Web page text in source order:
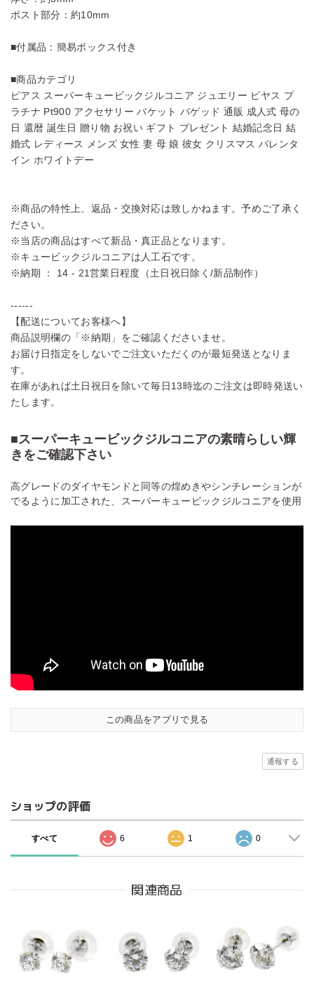
ポスト部分：約10mm
■付属品：簡易ボックス付き
■商品カテゴリ
ピアス スーパーキュービックジルコニア ジュエリー ピヤス プ
ラチナ Pt900 アクセサリー バケット バゲッド 通販 成人式 母の
日 還暦 誕生日 贈り物 お祝い ギフト プレゼント 結婚記念日 結
婚式 レディース メンズ 女性 妻 母 娘 彼女 クリスマス バレンタ
イン ホワイトデー
※商品の特性上、返品・交換対応は致しかねます。予めご了承く
ださい。
※当店の商品はすべて新品・真正品となります。
※キュービックジルコニアは人工石です。
※納期 ： 14 - 21営業日程度（土日祝日除く/新品制作）
------
【配送についてお客様へ】
商品説明欄の「※納期」をご確認くださいませ。
お届け日指定をしないでご注文いただくのが最短発送となりま
す。
在庫があれば土日祝日を除いて毎日13時迄のご注文は即時発送い
たします。
■スーパーキュービックジルコニアの素晴らしい輝
きをご確認下さい
高グレードのダイヤモンドと同等の煌めきやシンチレーションが
でるように加工された、スーパーキュービックジルコニアを使用
この商品をアプリで見る
通報する
ショップの評価
すべて 6 1 0
関連商品